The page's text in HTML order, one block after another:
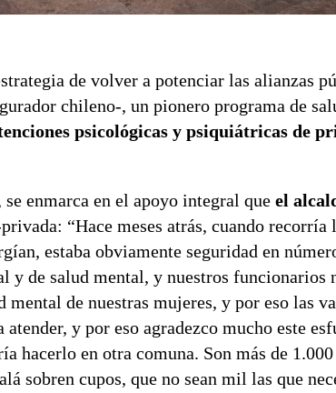
de volver a potenciar las alianzas
chileno-, un pionero programa de
psicológicas y psiquiátricas de
se enmarca en el apoyo integral que el
“Hace meses atrás, cuando recorría
estaba obviamente seguridad en
y de salud mental, y nuestros
de nuestras mujeres, y por eso las
y por eso agradezco mucho este
hacerlo en otra comuna. Son más de
sobren cupos, que no sean mil las que